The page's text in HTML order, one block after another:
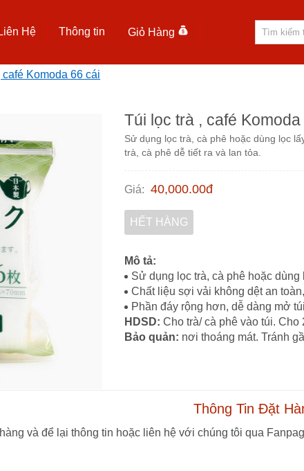
Liên Hệ Thông tin Giỏ Hàng
café Komoda 66 cái
Túi lọc trà , café
Sử dụng lọc trà, cà phê hoặc dùng lọc
trà, cà phê dễ tiết ra và lan tỏa.
Giá: 40,000.00đ
HẾT HÀNG
Mô tả:
Sử dụng lọc trà, cà phê hoặc
Chất liệu sợi vải không dệt an
Phần đáy rộng hơn, dễ dàng mở
HDSD: Cho trà/ cà phê vào túi.
Bảo quản: nơi thoáng mát. Tránh
Thông Tin Đặt
và để lại thông tin hoặc liên hệ với chúng tôi qua